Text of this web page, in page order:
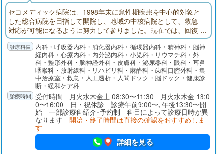
セコメディック病院は、1998年末に急性期疾患を中心的対象と
した総合病院を目指して開院し、地域の中核病院として、救急
対応が可能になるように努力して参りました。現在では、回復
期リハビリテーション病棟、地域包括ケア病棟を備え、在宅医
療にも注力しております。
内科・呼吸器内科・消化器内科・循環器内科・精神科・脳神
経内科・心療内科・内分泌内科・小児科・リウマチ科・外
科・整形外科・脳神経外科・皮膚科・泌尿器科・眼科・耳鼻
咽喉科・放射線科・リハビリ科・麻酔科・歯科口腔外科・集
中治療室・救急・人工透析・人間ドック・脳ドック・健康診
断・緩和ケア科
受付時間 月火水木金土 08:30〜11:30 月火水木金 13:0
0〜16:00 日・祝休診 診療午前9:00〜､午後13:30〜開
始 一部診療科紹介･予約制 科目によって診療日時が異
なります 開始・終了時間は直接の確認をおすすめしま
す
詳細を見る